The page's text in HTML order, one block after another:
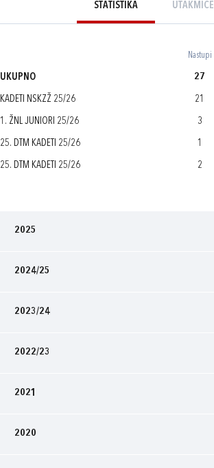
STATISTIKA UTAKMICE
Nastupi
UKUPNO 27
KADETI NSKZŽ 25/26 21
1. ŽNL JUNIORI 25/26 3
25. DTM KADETI 25/26 1
25. DTM KADETI 25/26 2
2025
2024/25
2023/24
2022/23
2021
2020